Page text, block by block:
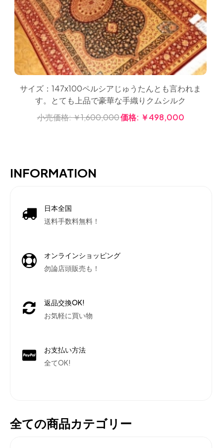
サイズ：147x100ペルシアじゅうたんとも言われま
す。とても上品で豪華な手織りクムシルク
小売価格:￥1,600,000価格: ￥498,000
INFORMATION
日本全国
送料手数料無料！
オンラインショッピング
勿論店頭販売も！
返品交換OK!
お気軽に買い物
お支払い方法
全てOK!
全ての商品カテゴリー